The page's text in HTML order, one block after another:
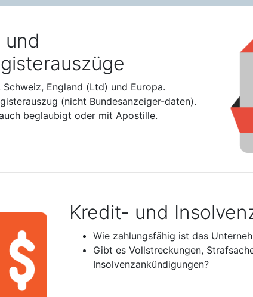
und
Schweiz, England (Ltd) und Europa.
(nicht Bundesanzeiger-daten).
beglaubigt oder mit Apostille.
Kredit- und
Wie zahlungsfähig ist das
Gibt es Vollstreckungen,
Insolvenzankündigungen?